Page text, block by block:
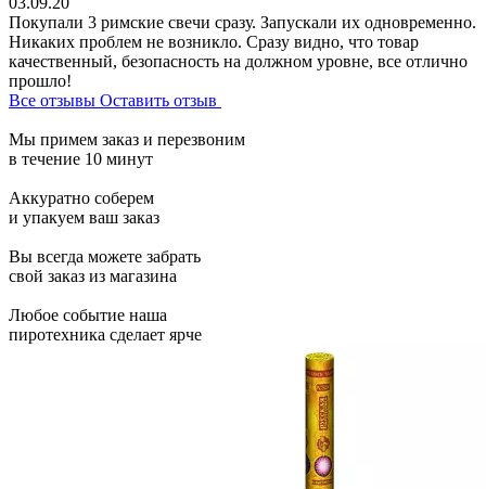
Покупали 3 римские свечи сразу. Запускали их одновременно.
Никаких проблем не возникло. Сразу видно, что товар
качественный, безопасность на должном уровне, все отлично
прошло!
Все отзывы Оставить отзыв
Мы примем заказ и перезвоним
в течение 10 минут
Аккуратно соберем
и упакуем ваш заказ
Вы всегда можете забрать
свой заказ из магазина
Любое событие наша
пиротехника сделает ярче